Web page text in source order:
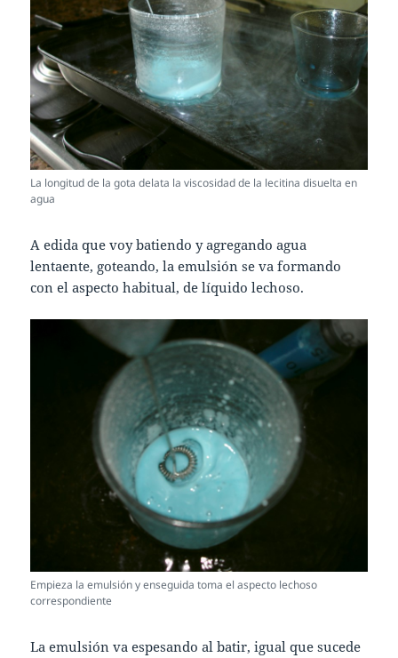
La longitud de la gota delata la viscosidad de la lecitina disuelta en
agua
A edida que voy batiendo y agregando agua
lentaente, goteando, la emulsión se va formando
con el aspecto habitual, de líquido lechoso.
Empieza la emulsión y enseguida toma el aspecto lechoso
correspondiente
La emulsión va espesando al batir, igual que sucede